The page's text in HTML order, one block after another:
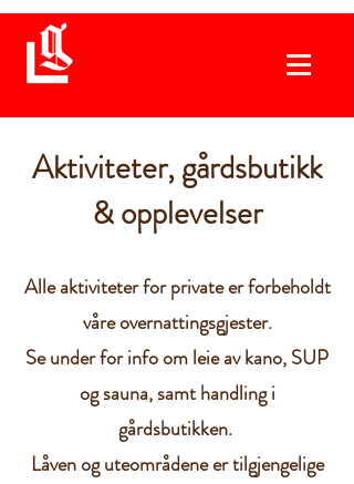
Aktiviteter, gårdsbutikk
& opplevelser
Alle aktiviteter for private er forbeholdt
våre overnattingsgjester.
Se under for info om leie av kano, SUP
og sauna, samt handling i
gårdsbutikken.
Låven og uteområdene er tilgjengelige